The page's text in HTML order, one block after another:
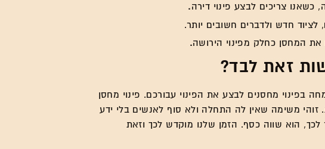
צריכים לבצע פינוי דירה.
חדש ולדברים חשובים יותר.
את המחסן כחלק מפינוי הירושה.
זאת לבד?
בפינוי מחסנים לבצע את הפינוי עבורכם. פינוי מחסן
זוהי משימה שאין לה התחלה ולא סוף לאנשים בלי ידע
לכך, הוא שווה כסף. הזמן שלנו מוקדש לכך וזאת